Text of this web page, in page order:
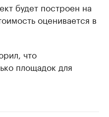
будет построен на
оценивается в
что
площадок для